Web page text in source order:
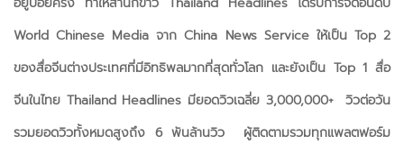
World Chinese Media จาก China News Service ให้เป็น Top 2
ของสื่อจีนต่างประเทศที่มีอิทธิพลมากที่สุดทั่วโลก และยังเป็น Top 1 สื่อ
จีนในไทย Thailand Headlines มียอดวิวเฉลี่ย 3,000,000+ วิวต่อวัน
รวมยอดวิวทั้งหมดสูงถึง 6 พันล้านวิว ผู้ติดตามรวมทุกแพลตฟอร์ม